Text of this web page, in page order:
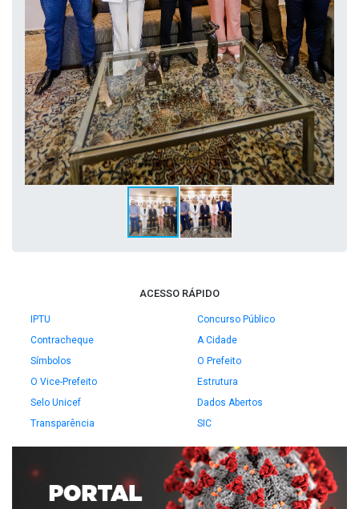
ACESSO RÁPIDO
IPTU
Concurso Público
Contracheque
A Cidade
Símbolos
O Prefeito
O Vice-Prefeito
Estrutura
Selo Unicef
Dados Abertos
Transparência
SIC